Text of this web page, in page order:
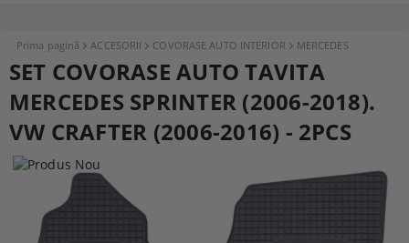
Prima pagină ACCESORII COVORASE AUTO INTERIOR MERCEDES
SET COVORASE AUTO TAVITA
MERCEDES SPRINTER (2006-2018).
VW CRAFTER (2006-2016) - 2PCS